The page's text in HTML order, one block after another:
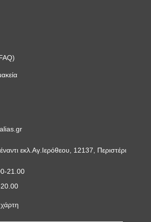
εκλ.Αγ.Ιερόθεου, 12137, Περιστέρι
21.00